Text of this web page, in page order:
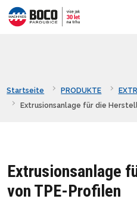
Startseite PRODUKTE
Extrusionsanlage für die
Extrusionsanlage
von TPE-Profilen